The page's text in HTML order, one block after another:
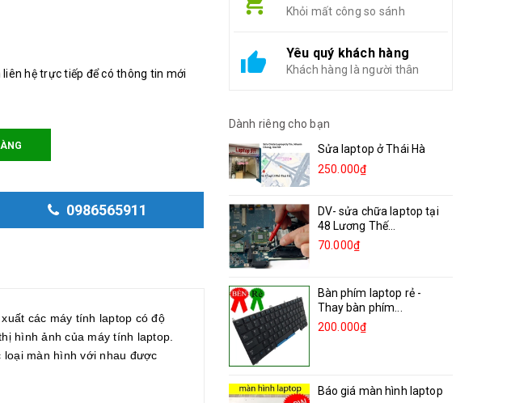
hệ trực tiếp để có thông tin mới
0986565911
các máy tính laptop có độ
hình ảnh của máy tính laptop.
loại màn hình với nhau được
Khỏi mất công so sánh
Yêu quý khách hàng
Khách hàng là người thân
Dành riêng cho bạn
Sửa laptop ở Thái Hà
250.000₫
DV- sửa chữa laptop tại
48 Lương Thế...
70.000₫
Bàn phím laptop rẻ -
Thay bàn phím...
200.000₫
Báo giá màn hình laptop